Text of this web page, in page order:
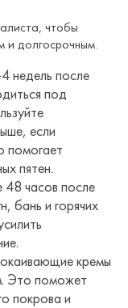
чтобы
и долгосрочным.
недель после
под
если
помогает
пятен.
48 часов после
бань и горячих
кремы
Это поможет
покрова и